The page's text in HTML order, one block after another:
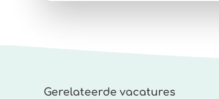
Gerelateerde vacatures